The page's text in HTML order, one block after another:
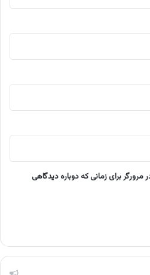
برای زمانی که دوباره دیدگاهی